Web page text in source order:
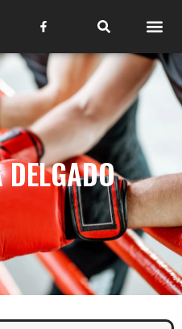
DELGADO